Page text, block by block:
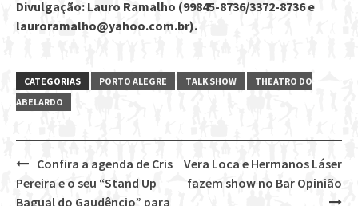
Divulgação: Lauro Ramalho (99845-8736/3372-8736 e
lauroramalho@yahoo.com.br).
CATEGORIAS PORTO ALEGRE TALK SHOW
THEATRO DO
ABELARDO
Post
Vera Loca e Hermanos Láser
fazem show no Bar Opinião
Confira a agenda de Cris
Pereira e o seu “Stand Up
Bagual do Gaudêncio” para